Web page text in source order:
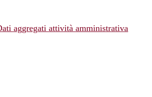
aggregati attività amministrativa